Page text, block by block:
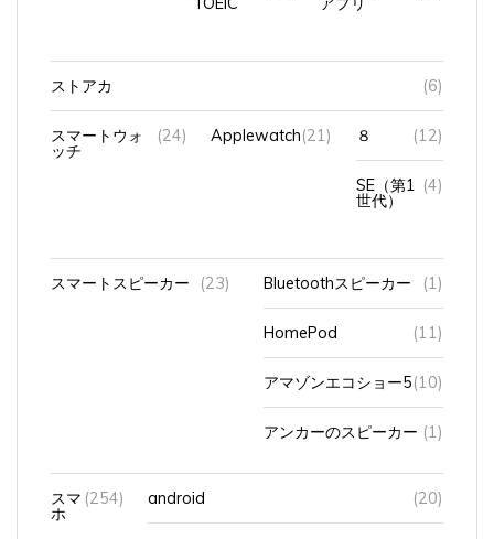
ストアカ (6)
スマートウォ (24) Applewatch(21) ８ (12)
SE（第1
世代）
(4)
スマートスピーカー (23) Bluetoothスピーカー (1)
HomePod (11)
アマゾンエコショー5(10)
アンカーのスピーカー (1)
スマ(254) android (20)
iPhone(186) 14Pro(81) iOS17 (1)